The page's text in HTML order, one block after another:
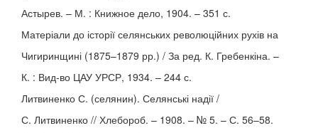
Астырев. – М. : Книжное дело, 1904. – 351 с.
Матеріали до історії селянських революційних рухів на
Чигиринщині (1875–1879 рр.) / За ред. К. Гребенкіна. –
К. : Вид-во ЦАУ УРСР, 1934. – 244 с.
Литвиненко С. (селянин). Селянські надії /
С. Литвиненко // Хлебороб. – 1908. – № 5. – С. 56–58.